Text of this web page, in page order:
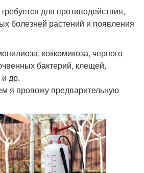
для противодействия,
болезней растений и появления
коккомикоза, черного
бактерий, клещей,
др.
я провожу предварительную